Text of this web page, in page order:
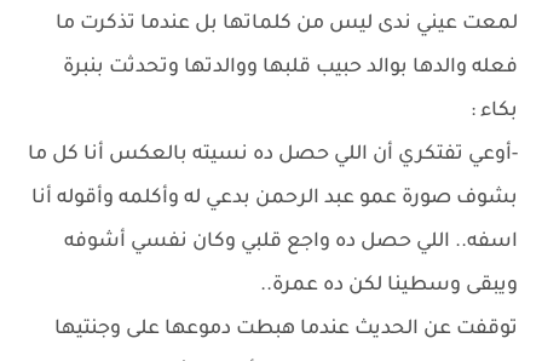
لمعت عيني ندى ليس من كلماتها بل عندما تذكرت ما
فعله والدها بوالد حبيب قلبها ووالدتها وتحدثت بنبرة
بكاء :
-أوعي تفتكري أن اللي حصل ده نسيته بالعكس أنا كل ما
بشوف صورة عمو عبد الرحمن بدعي له وأكلمه وأقوله أنا
اسفه.. اللي حصل ده واجع قلبي وكان نفسي أشوفه
ويبقى وسطينا لكن ده عمرة..
توقفت عن الحديث عندما هبطت دموعها على وجنتيها